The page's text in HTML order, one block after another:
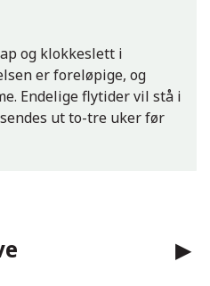
og klokkeslett i
er foreløpige, og
Endelige flytider vil stå i
ut to-tre uker før